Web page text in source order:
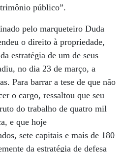
público”.
pelo marqueteiro Duda
o direito à propriedade,
estratégia de um de seus
no dia 23 de março, a
Para barrar a tese de que não
o cargo, ressaltou que seu
do trabalho de quatro mil
e que hoje
sete capitais e mais de 180
da estratégia de defesa